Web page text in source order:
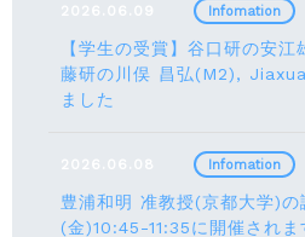
2026.06.09
【学生の受賞】谷口研の安
藤研の川俣 昌弘(M2),
ました
Infomation
2026.06.08
豊浦和明 准教授(京都大学)
(⾦)10:45-11:35に開催されま
Infomation